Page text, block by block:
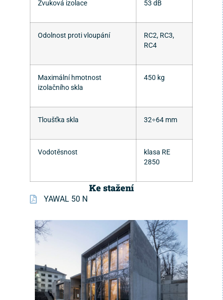
Zvuková izolace 53 dB
Odolnost proti vloupání
RC2, RC3,
RC4
Maximální hmotnost
izolačního skla
450 kg
Tloušťka skla 32÷64 mm
Vodotěsnost
klasa RE
2850
Ke stažení
YAWAL 50 N